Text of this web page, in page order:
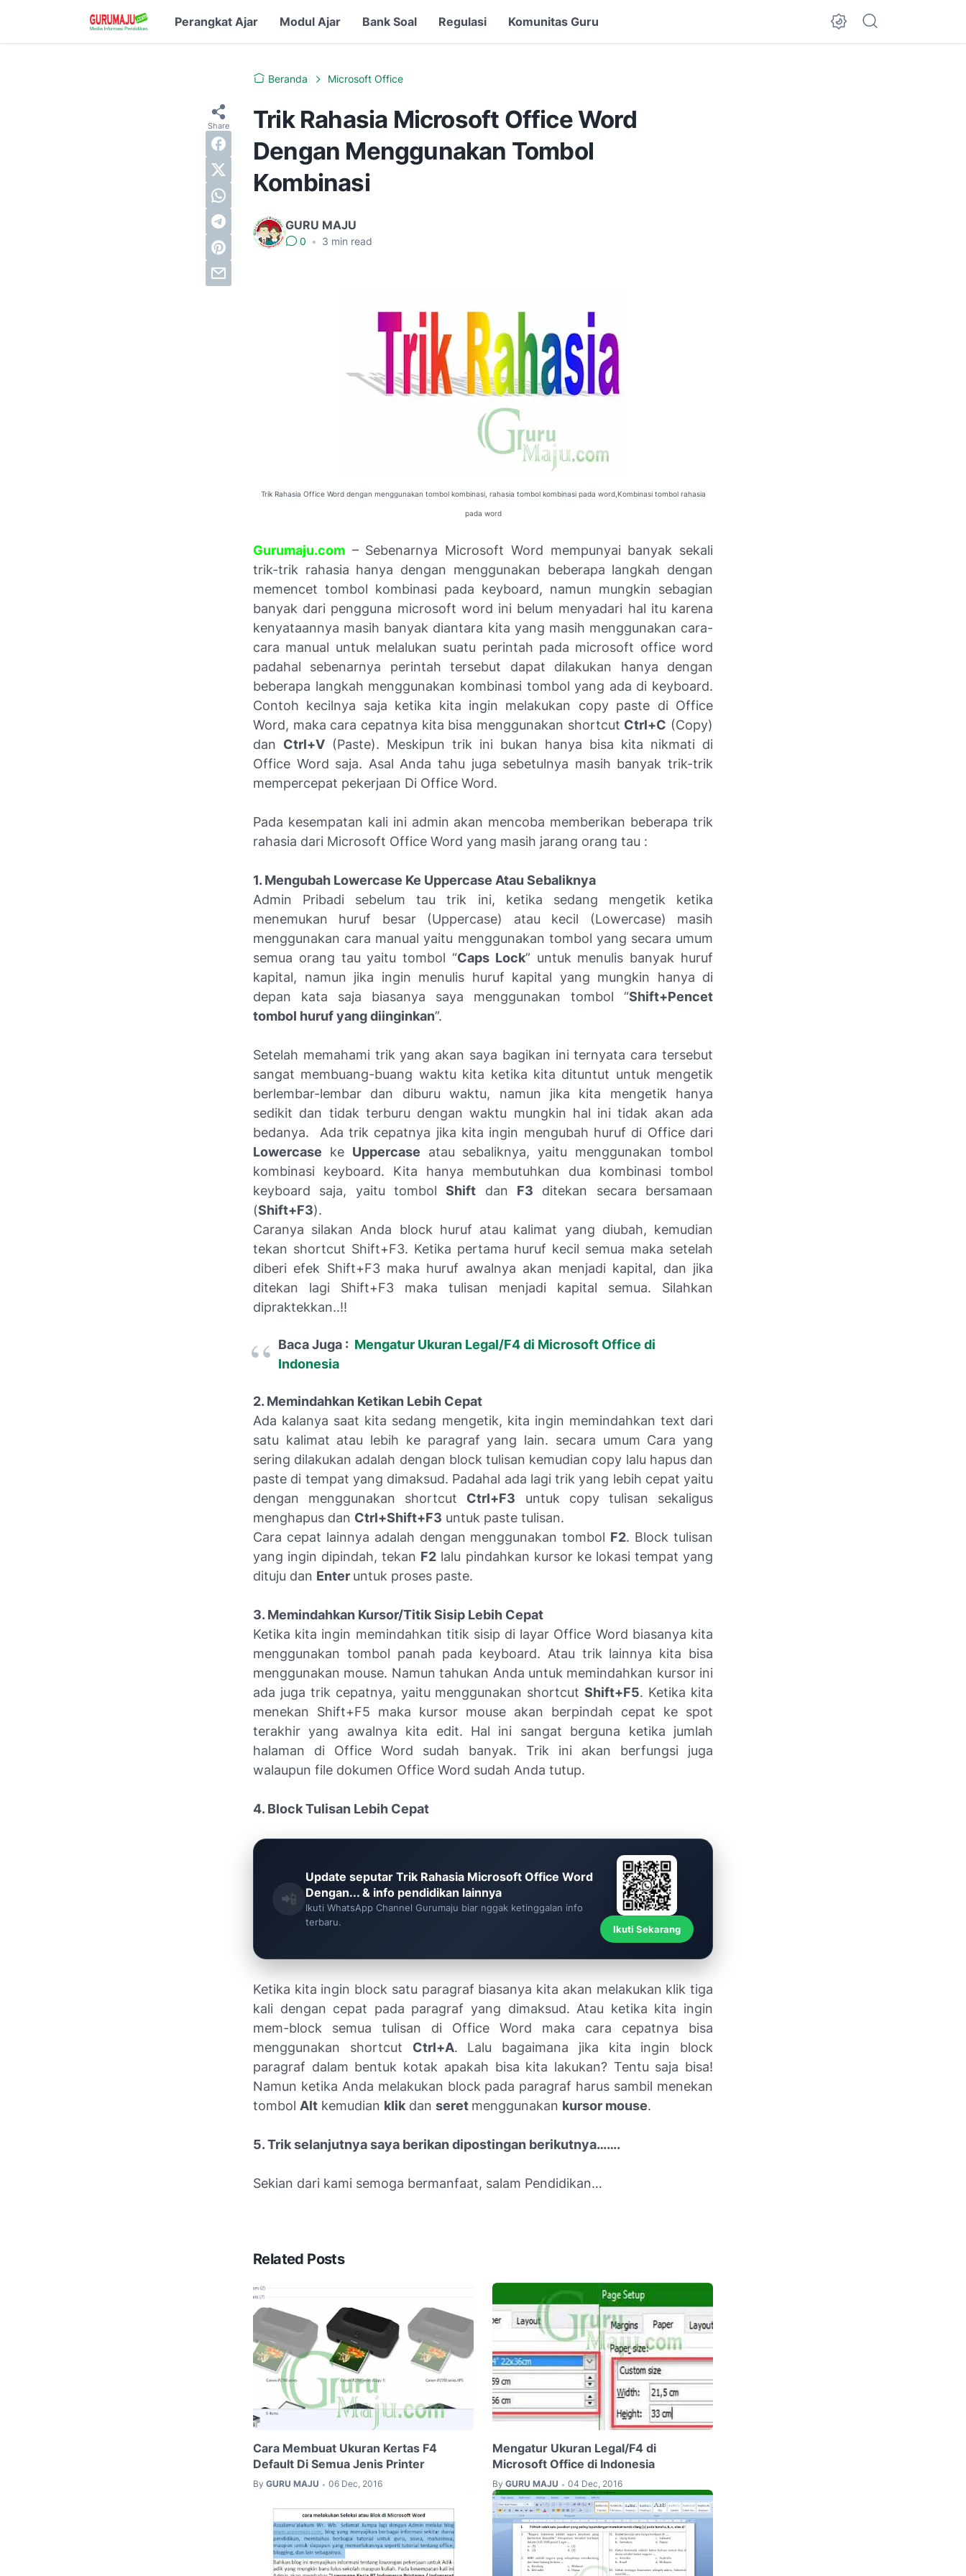
Perangkat Ajar Modul Ajar Bank Soal Regulasi Komunitas Guru
Beranda Microsoft Office
Trik Rahasia Microsoft Office Word
Dengan Menggunakan Tombol
Kombinasi
GURU MAJU
0 • 3 min read
Trik Rahasia Office Word dengan menggunakan tombol kombinasi, rahasia tombol kombinasi pada word,Kombinasi tombol rahasia
pada word
Gurumaju.com – Sebenarnya Microsoft Word mempunyai banyak sekali
trik-trik rahasia hanya dengan menggunakan beberapa langkah dengan
memencet tombol kombinasi pada keyboard, namun mungkin sebagian
banyak dari pengguna microsoft word ini belum menyadari hal itu karena
kenyataannya masih banyak diantara kita yang masih menggunakan cara-
cara manual untuk melalukan suatu perintah pada microsoft office word
padahal sebenarnya perintah tersebut dapat dilakukan hanya dengan
beberapa langkah menggunakan kombinasi tombol yang ada di keyboard.
Contoh kecilnya saja ketika kita ingin melakukan copy paste di Office
Word, maka cara cepatnya kita bisa menggunakan shortcut Ctrl+C (Copy)
dan Ctrl+V (Paste). Meskipun trik ini bukan hanya bisa kita nikmati di
Office Word saja. Asal Anda tahu juga sebetulnya masih banyak trik-trik
mempercepat pekerjaan Di Office Word.
Pada kesempatan kali ini admin akan mencoba memberikan beberapa trik
rahasia dari Microsoft Office Word yang masih jarang orang tau :
1. Mengubah Lowercase Ke Uppercase Atau Sebaliknya
Admin Pribadi sebelum tau trik ini, ketika sedang mengetik ketika
menemukan huruf besar (Uppercase) atau kecil (Lowercase) masih
menggunakan cara manual yaitu menggunakan tombol yang secara umum
semua orang tau yaitu tombol “Caps Lock” untuk menulis banyak huruf
kapital, namun jika ingin menulis huruf kapital yang mungkin hanya di
depan kata saja biasanya saya menggunakan tombol “Shift+Pencet
tombol huruf yang diinginkan”.
Setelah memahami trik yang akan saya bagikan ini ternyata cara tersebut
sangat membuang-buang waktu kita ketika kita dituntut untuk mengetik
berlembar-lembar dan diburu waktu, namun jika kita mengetik hanya
sedikit dan tidak terburu dengan waktu mungkin hal ini tidak akan ada
bedanya. Ada trik cepatnya jika kita ingin mengubah huruf di Office dari
Lowercase ke Uppercase atau sebaliknya, yaitu menggunakan tombol
kombinasi keyboard. Kita hanya membutuhkan dua kombinasi tombol
keyboard saja, yaitu tombolShift dan F3 ditekan secara bersamaan
(Shift+F3).
Caranya silakan Anda block huruf atau kalimat yang diubah, kemudian
tekan shortcut Shift+F3. Ketika pertama huruf kecil semua maka setelah
diberi efek Shift+F3 maka huruf awalnya akan menjadi kapital, dan jika
ditekan lagi Shift+F3 maka tulisan menjadi kapital semua. Silahkan
dipraktekkan..!!
Baca Juga : Mengatur Ukuran Legal/F4 di Microsoft Office di
Indonesia
2. Memindahkan Ketikan Lebih Cepat
Ada kalanya saat kita sedang mengetik, kita ingin memindahkan text dari
satu kalimat atau lebih ke paragraf yang lain. secara umum Cara yang
sering dilakukan adalah dengan block tulisan kemudian copy lalu hapus dan
paste di tempat yang dimaksud. Padahal ada lagi trik yang lebih cepat yaitu
dengan menggunakan shortcut Ctrl+F3 untuk copy tulisan sekaligus
menghapus dan Ctrl+Shift+F3 untuk paste tulisan.
Cara cepat lainnya adalah dengan menggunakan tombol F2. Block tulisan
yang ingin dipindah, tekan F2 lalu pindahkan kursor ke lokasi tempat yang
dituju dan Enter untuk proses paste.
3. Memindahkan Kursor/Titik Sisip Lebih Cepat
Ketika kita ingin memindahkan titik sisip di layar Office Word biasanya kita
menggunakan tombol panah pada keyboard. Atau trik lainnya kita bisa
menggunakan mouse. Namun tahukan Anda untuk memindahkan kursor ini
ada juga trik cepatnya, yaitu menggunakan shortcutShift+F5. Ketika kita
menekan Shift+F5 maka kursor mouse akan berpindah cepat ke spot
terakhir yang awalnya kita edit. Hal ini sangat berguna ketika jumlah
halaman di Office Word sudah banyak. Trik ini akan berfungsi juga
walaupun file dokumen Office Word sudah Anda tutup.
4. Block Tulisan Lebih Cepat
📲
Update seputar Trik Rahasia Microsoft Office Word
Dengan... & info pendidikan lainnya
Ikuti WhatsApp Channel Gurumaju biar nggak ketinggalan info
terbaru.
Ikuti Sekarang
Ketika kita ingin block satu paragraf biasanya kita akan melakukan klik tiga
kali dengan cepat pada paragraf yang dimaksud. Atau ketika kita ingin
mem-block semua tulisan di Office Word maka cara cepatnya bisa
menggunakan shortcut Ctrl+A. Lalu bagaimana jika kita ingin block
paragraf dalam bentuk kotak apakah bisa kita lakukan? Tentu saja bisa!
Namun ketika Anda melakukan block pada paragraf harus sambil menekan
tombol Alt kemudian klik dan seret menggunakan kursor mouse.
5. Trik selanjutnya saya berikan dipostingan berikutnya…….
Sekian dari kami semoga bermanfaat, salam Pendidikan…
Related Posts
Cara Membuat Ukuran Kertas F4
Default Di Semua Jenis Printer
By GURU MAJU • 06 Dec, 2016
Mengatur Ukuran Legal/F4 di
Microsoft Office di Indonesia
By GURU MAJU • 04 Dec, 2016